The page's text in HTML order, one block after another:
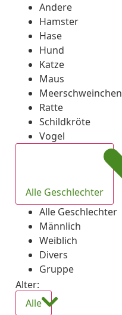
Andere
Hamster
Hase
Hund
Katze
Maus
Meerschweinchen
Ratte
Schildkröte
Vogel
Alle Geschlechter
Alle Geschlechter
Männlich
Weiblich
Divers
Gruppe
Alter:
Alle